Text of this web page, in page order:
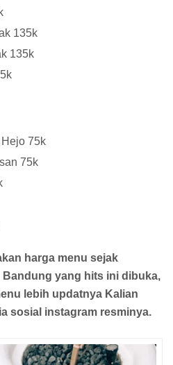
135k
135k
75k
75k
harga menu sejak
Bandung yang hits ini dibuka,
lebih updatnya Kalian
sosial instagram resminya.